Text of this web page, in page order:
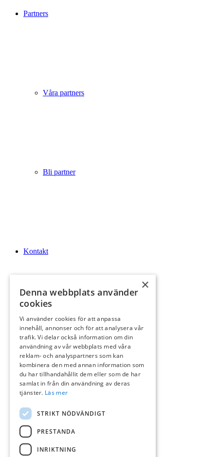
Partners
Våra partners
Bli partner
Kontakt
Logga In
Sök
×
Denna webbplats använder
cookies
Vi använder cookies för att anpassa
innehåll, annonser och för att analysera vår
trafik. Vi delar också information om din
användning av vår webbplats med våra
reklam- och analyspartners som kan
kombinera den med annan information som
du har tillhandahållit dem eller som de har
samlat in från din användning av deras
tjänster. Läs mer
STRIKT NÖDVÄNDIGT
PRESTANDA
INRIKTNING